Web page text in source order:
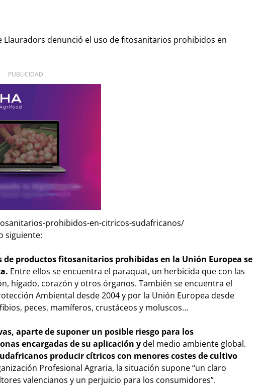
Llauradors denunció el uso de fitosanitarios prohibidos en
PUBLICIDAD
prohibidos-en-citricos-sudafricanos/
siguiente:
productos fitosanitarios prohibidas en la Unión Europea se
Entre ellos se encuentra el paraquat, un herbicida que con las
hígado, corazón y otros órganos. También se encuentra el
Ambiental desde 2004 y por la Unión Europea desde
peces, mamíferos, crustáceos y moluscos…
aparte de suponer un posible riesgo para los
encargadas de su aplicación ydel medio ambiente global.
producir cítricos con menores costes de cultivo
Profesional Agraria, la situación supone “un claro
valencianos y un perjuicio para los consumidores”.